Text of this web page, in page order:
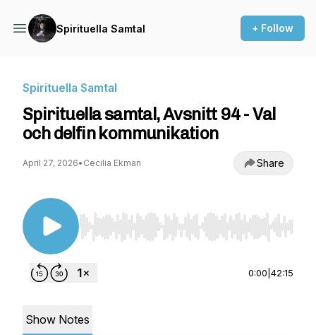
Spirituella Samtal + Follow
Spirituella Samtal
Spirituella samtal, Avsnitt 94 - Val
och delfin kommunikation
April 27, 2026• Cecilia Ekman Share
Use Left/Right to seek, Home/End to jump to
0:00 42:15
Show Notes